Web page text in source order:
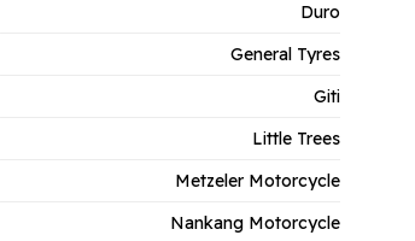
Duro
General Tyres
Giti
Little Trees
Metzeler Motorcycle
Nankang Motorcycle